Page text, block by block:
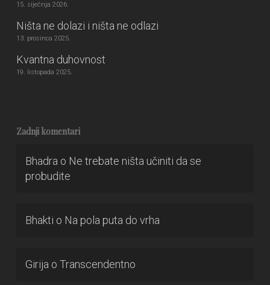
15. siječnja 2026.
Ništa ne dolazi i ništa ne odlazi
13. prosinca 2025.
Kvantna duhovnost
19. listopada 2025.
Zadnji komentari
Bhadra o Ne trebate ništa učiniti da se
probudite
Bhakti o Na pola puta do vrha
Girija o Transcendentno